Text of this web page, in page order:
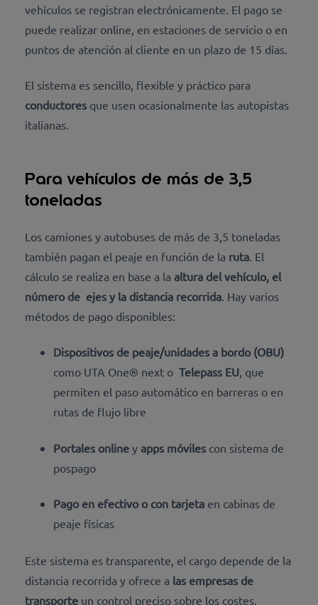
vehículos se registran electrónicamente. El pago se
puede realizar online, en estaciones de servicio o en
puntos de atención al cliente en un plazo de 15 días.
El sistema es sencillo, flexible y práctico para
conductores que usen ocasionalmente las autopistas
italianas.
Para vehículos de más de 3,5
toneladas
Los camiones y autobuses de más de 3,5 toneladas
también pagan el peaje en función de la ruta. El
cálculo se realiza en base a la altura del vehículo, el
número de ejes y la distancia recorrida. Hay varios
métodos de pago disponibles:
Dispositivos de peaje/unidades a bordo (OBU)
como UTA One® next o Telepass EU, que
permiten el paso automático en barreras o en
rutas de flujo libre
Portales online y apps móviles con sistema de
pospago
Pago en efectivo o con tarjeta en cabinas de
peaje físicas
Este sistema es transparente, el cargo depende de la
distancia recorrida y ofrece a las empresas de
transporte un control preciso sobre los costes.